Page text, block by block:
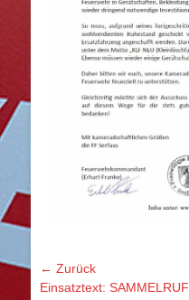
Beitragsnavigation
← Zurück
Vorhergehender
Einsatztext: SAMMELRUF